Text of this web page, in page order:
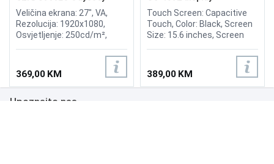
Gaming G3 180Hz Display
Veličina ekrana: 27", VA,
Rezolucija: 1920x1080,
Osvjetljenje: 250cd/m²,
FreeSync, Kontrast: 3.000:1,
Priključci: HDMI 1.4,
DisplayPort 1.4
369,00 KM
Touch Screen: Capacitive
Touch, Color: Black, Screen
Size: 15.6 inches, Screen
H150°/V130°, Brightness:
Resolution): 1366*768, Input
Power: 12V, 3.0A, Input
389,00 KM
Upoznajte nas